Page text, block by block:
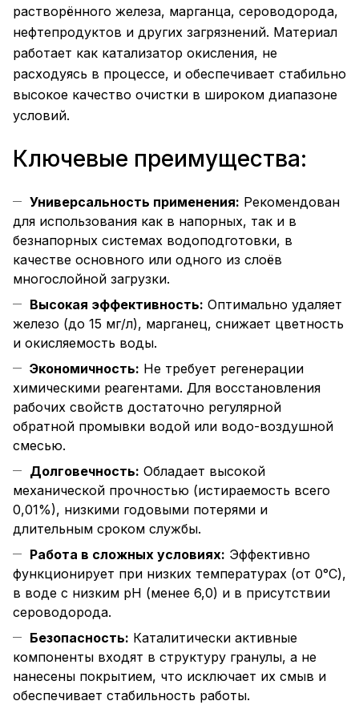
растворённого железа, марганца, сероводорода,
нефтепродуктов и других загрязнений. Материал
работает как катализатор окисления, не
расходуясь в процессе, и обеспечивает стабильно
высокое качество очистки в широком диапазоне
условий.
Ключевые преимущества:
Универсальность применения: Рекомендован
для использования как в напорных, так и в
безнапорных системах водоподготовки, в
качестве основного или одного из слоёв
многослойной загрузки.
Высокая эффективность: Оптимально удаляет
железо (до 15 мг/л), марганец, снижает цветность
и окисляемость воды.
Экономичность: Не требует регенерации
химическими реагентами. Для восстановления
рабочих свойств достаточно регулярной
обратной промывки водой или водо-воздушной
смесью.
Долговечность: Обладает высокой
механической прочностью (истираемость всего
0,01%), низкими годовыми потерями и
длительным сроком службы.
Работа в сложных условиях: Эффективно
функционирует при низких температурах (от 0°C),
в воде с низким pH (менее 6,0) и в присутствии
сероводорода.
Безопасность: Каталитически активные
компоненты входят в структуру гранулы, а не
нанесены покрытием, что исключает их смыв и
обеспечивает стабильность работы.